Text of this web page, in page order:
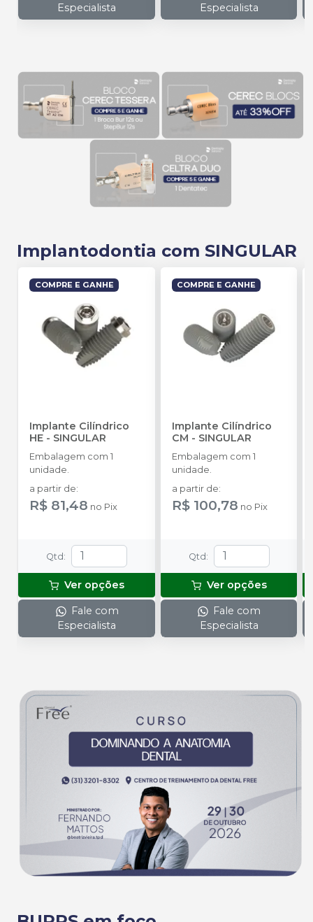
Especialista
Especialista
Implantodontia com SINGULAR
COMPRE E GANHE
Implante Cilíndrico
HE - SINGULAR
Embalagem com 1
unidade.
a partir de:
R$ 81,48 no Pix
Qtd:
Ver opções
Fale com
Especialista
COMPRE E GANHE
Implante Cilíndrico
CM - SINGULAR
Embalagem com 1
unidade.
a partir de:
R$ 100,78 no Pix
Qtd:
Ver opções
Fale com
Especialista